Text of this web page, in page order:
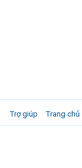
Trợ giúp Trang chủ